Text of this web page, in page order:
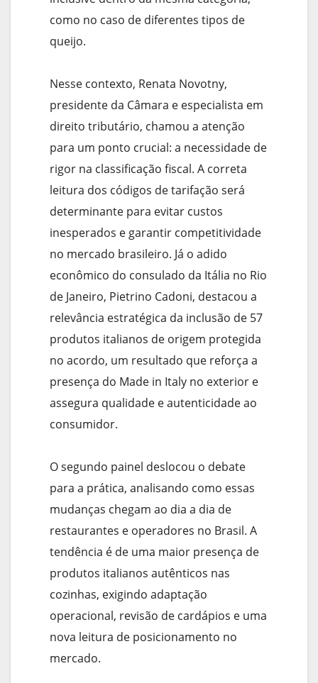
como no caso de diferentes tipos de
queijo.
Nesse contexto, Renata Novotny,
presidente da Câmara e especialista em
direito tributário, chamou a atenção
para um ponto crucial: a necessidade de
rigor na classificação fiscal. A correta
leitura dos códigos de tarifação será
determinante para evitar custos
inesperados e garantir competitividade
no mercado brasileiro. Já o adido
econômico do consulado da Itália no Rio
de Janeiro, Pietrino Cadoni, destacou a
relevância estratégica da inclusão de 57
produtos italianos de origem protegida
no acordo, um resultado que reforça a
presença do Made in Italy no exterior e
assegura qualidade e autenticidade ao
consumidor.
O segundo painel deslocou o debate
para a prática, analisando como essas
mudanças chegam ao dia a dia de
restaurantes e operadores no Brasil. A
tendência é de uma maior presença de
produtos italianos autênticos nas
cozinhas, exigindo adaptação
operacional, revisão de cardápios e uma
nova leitura de posicionamento no
mercado.